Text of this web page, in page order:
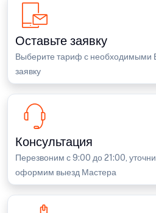
Оставьте заявку
Выберите тариф с необходимыми
заявку
Консультация
Перезвоним с 9:00 до 21:00,
оформим выезд Мастера